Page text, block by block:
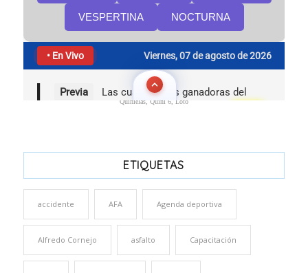
Quinielas, Quini 6, Loto
ETIQUETAS
accidente AFA Agenda deportiva
Alfredo Cornejo asfalto Capacitación